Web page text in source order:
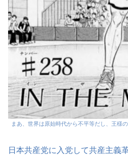
まあ、世界は原始時代から不平等だし、王様
日本共産党に入党して共産主義